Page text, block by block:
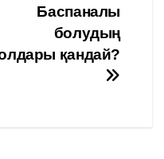
Баспаналы
болудың
қандай?